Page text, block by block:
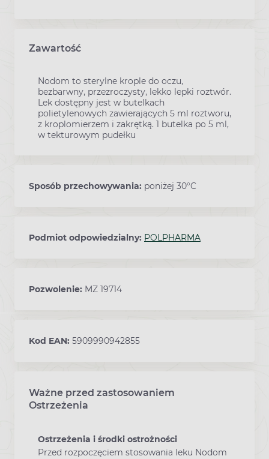
Zawartość
Nodom to sterylne krople do oczu,
bezbarwny, przezroczysty, lekko lepki roztwór.
Lek dostępny jest w butelkach
polietylenowych zawierających 5 ml roztworu,
z kroplomierzem i zakrętką. 1 butelka po 5 ml,
w tekturowym pudełku
Sposób przechowywania: poniżej 30°C
Podmiot odpowiedzialny: POLPHARMA
Pozwolenie: MZ 19714
Kod EAN: 5909990942855
Ważne przed zastosowaniem
Ostrzeżenia
Ostrzeżenia i środki ostrożności
Przed rozpoczęciem stosowania leku Nodom